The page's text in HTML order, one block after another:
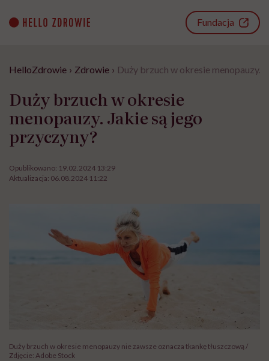
content
Fundacja
HelloZdrowie › Zdrowie › Duży brzuch w okresie menopauzy.
Duży brzuch w okresie
menopauzy. Jakie są jego
przyczyny?
Opublikowano: 19.02.2024 13:29
Aktualizacja: 06.08.2024 11:22
Duży brzuch w okresie menopauzy nie zawsze oznacza tkankę tłuszczową /
Zdjęcie: Adobe Stock